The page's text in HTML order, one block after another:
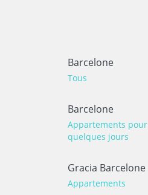
Barcelone
Tous
Barcelone
Appartements pour
quelques jours
Gracia Barcelone
Appartements